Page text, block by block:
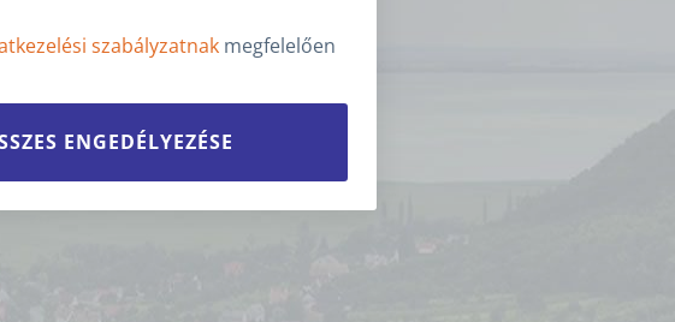
szabályzatnak megfelelően
ENGEDÉLYEZÉSE